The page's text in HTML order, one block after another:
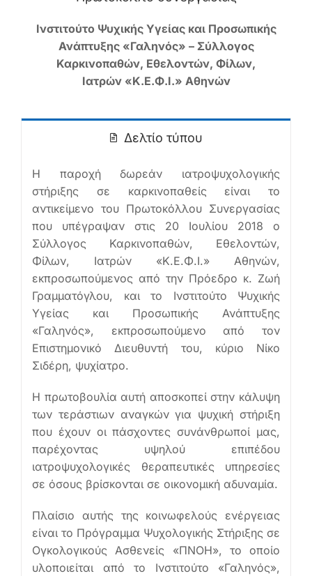
Ελληνικά
Ινστιτούτο Ψυχικής Υγείας και Προσωπικής
Ανάπτυξης «Γαληνός» – Σύλλογος
Καρκινοπαθών, Εθελοντών, Φίλων,
Ιατρών «Κ.Ε.Φ.Ι.» Αθηνών
Δελτίο τύπου
Η παροχή δωρεάν ιατροψυχολογικής
στήριξης σε καρκινοπαθείς είναι το
αντικείμενο του Πρωτοκόλλου Συνεργασίας
που υπέγραψαν στις 20 Ιουλίου 2018 ο
Σύλλογος Καρκινοπαθών, Εθελοντών,
Φίλων, Ιατρών «Κ.Ε.Φ.Ι.» Αθηνών,
εκπροσωπούμενος από την Πρόεδρο κ. Ζωή
Γραμματόγλου, και το Ινστιτούτο Ψυχικής
Υγείας και Προσωπικής Ανάπτυξης
«Γαληνός», εκπροσωπούμενο από τον
Επιστημονικό Διευθυντή του, κύριο Νίκο
Σιδέρη, ψυχίατρο.
Η πρωτοβουλία αυτή αποσκοπεί στην κάλυψη
των τεράστιων αναγκών για ψυχική στήριξη
που έχουν οι πάσχοντες συνάνθρωποί μας,
παρέχοντας υψηλού επιπέδου
ιατροψυχολογικές θεραπευτικές υπηρεσίες
σε όσους βρίσκονται σε οικονομική αδυναμία.
Πλαίσιο αυτής της κοινωφελούς ενέργειας
είναι το Πρόγραμμα Ψυχολογικής Στήριξης σε
Ογκολογικούς Ασθενείς «ΠΝΟΗ», το οποίο
υλοποιείται από το Ινστιτούτο «Γαληνός»,